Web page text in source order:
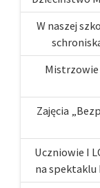
W naszej
Mistrzowie
Zajęcia
Uczniowie I
na spektaklu